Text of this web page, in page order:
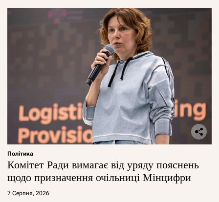
Політика
Комітет Ради вимагає від уряду пояснень
щодо призначення очільниці Мінцифри
7 Серпня, 2026